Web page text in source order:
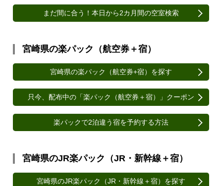
まだ間に合う！本日から2カ月間の空室検索
宮崎県の楽パック（航空券＋宿）
宮崎県の楽パック（航空券+宿）を探す
只今、配布中の「楽パック（航空券＋宿）」クーポン
楽パックで2泊違う宿を予約する方法
宮崎県のJR楽パック（JR・新幹線＋宿）
宮崎県のJR楽パック（JR・新幹線＋宿）を探す